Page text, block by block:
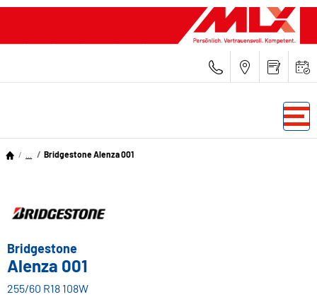
Bridgestone Alenza 001
Bridgestone
Alenza 001
255/60 R18 108W